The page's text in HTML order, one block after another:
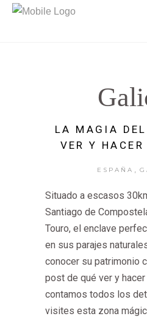
LA MAGIA
VER Y HACER
ESPAÑA
Situado a escasos
Santiago de
Touro, el enclave
en sus parajes
conocer su patrimonio
post de qué ver y hacer
contamos todos los
visites esta zona